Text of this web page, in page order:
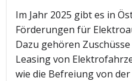
Im Jahr 2025 gibt es in
Förderungen für
Dazu gehören
Leasing von
wie die Befreiung von